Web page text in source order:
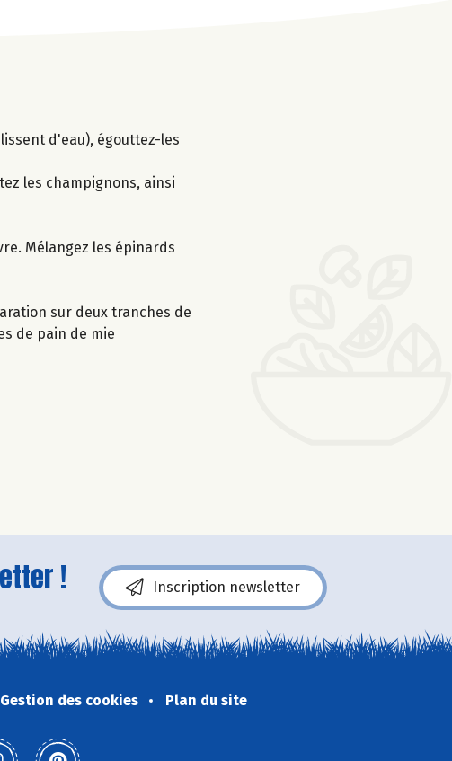
d'eau), égouttez-les
les champignons, ainsi
Mélangez les épinards
sur deux tranches de
de pain de mie
! Inscription newsletter
Gestion des cookies Plan du site